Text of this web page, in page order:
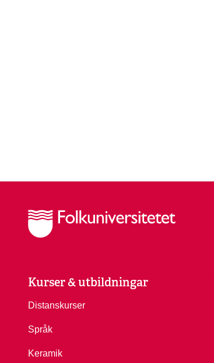
Kurser & utbildningar
Distanskurser
Språk
Keramik